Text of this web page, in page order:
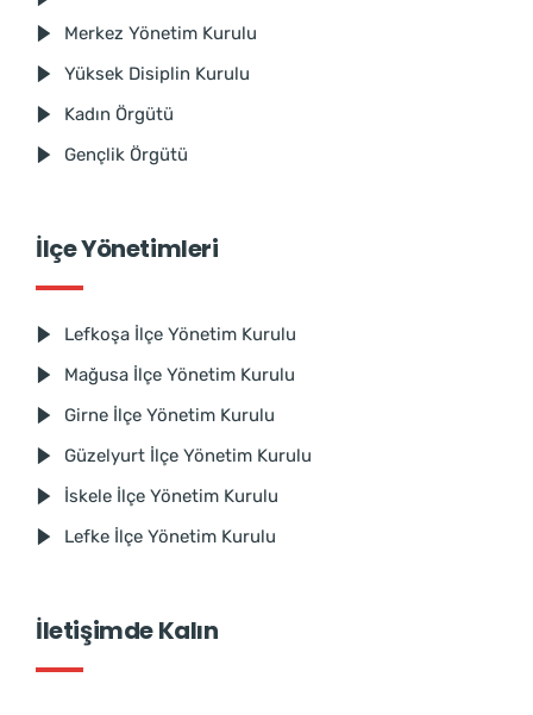
Merkez Yönetim Kurulu
Yüksek Disiplin Kurulu
Kadın Örgütü
Gençlik Örgütü
İlçe Yönetimleri
Lefkoşa İlçe Yönetim Kurulu
Mağusa İlçe Yönetim Kurulu
Girne İlçe Yönetim Kurulu
Güzelyurt İlçe Yönetim Kurulu
İskele İlçe Yönetim Kurulu
Lefke İlçe Yönetim Kurulu
İletişimde Kalın